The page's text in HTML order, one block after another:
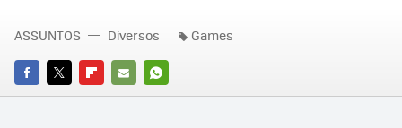
FACEBOOK
TWITTERFLIPBOARD
E-
WHATSAPP
ASSUNTOS Diversos Games